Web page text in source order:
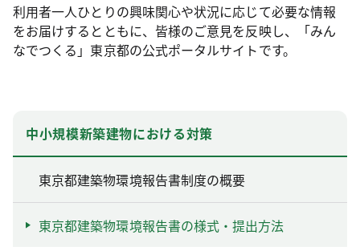
利用者一人ひとりの興味関心や状況に応じて必要な情報
をお届けするとともに、皆様のご意見を反映し、「みん
なでつくる」東京都の公式ポータルサイトです。
中小規模新築建物における対策
東京都建築物環境報告書制度の概要
東京都建築物環境報告書の様式・提出方法